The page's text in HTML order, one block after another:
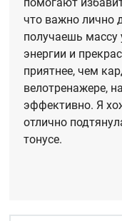
что важно лично
получаешь массу
энергии и
приятнее, чем
велотренажере,
эффективно. Я
отлично
тонусе.